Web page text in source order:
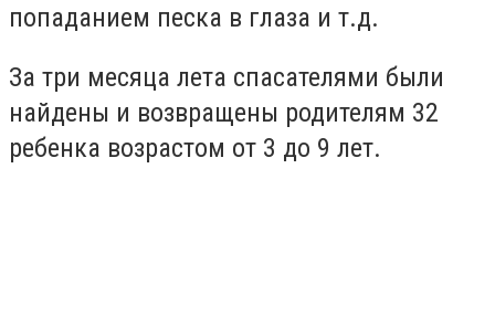
попаданием песка в глаза и т.д.
За три месяца лета спасателями были
найдены и возвращены родителям 32
ребенка возрастом от 3 до 9 лет.